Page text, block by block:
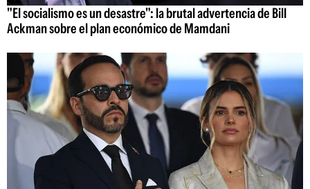
"El socialismo es un desastre": la brutal advertencia de Bill
Ackman sobre el plan económico de Mamdani